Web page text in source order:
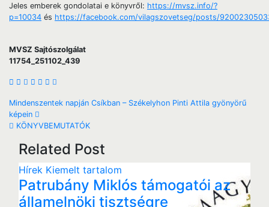
Jeles emberek gondolatai e könyvről: https://mvsz.info/?
p=10034 és https://facebook.com/vilagszovetseg/posts/
MVSZ Sajtószolgálat
11754_251102_439
Mindenszentek napján Csíkban – Székelyhon Pinti Attila gyönyörű
képein
​KÖNYVBEMUTATÓK
Related Post
Hírek Kiemelt tartalom
Patrubány Miklós támogatói az
államelnöki tisztségre